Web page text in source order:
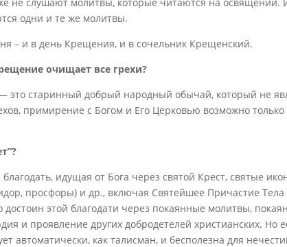
одни и те же молитвы.
– и в день Крещения, и в сочельник Крещенский.
очищает все грехи?
это старинный добрый народный обычай, который не
примирение с Богом и Его Церковью возможно только
идущая от Бога через святой Крест, святые
просфоры) и др., включая Святейшее Причастие
этой благодати через покаянные молитвы,
и проявление других добродетелей христианских. Но
автоматически, как талисман, и бесполезна для